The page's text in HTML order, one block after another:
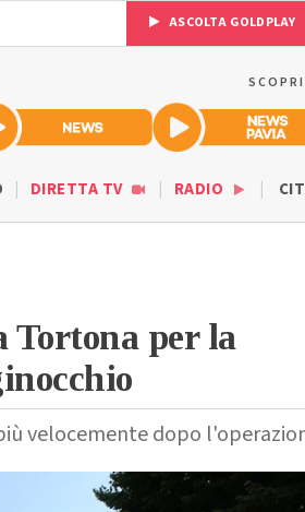
ASCOLTA GOLDPLAY
DIRETTA TV RADIO
Tortona per la
velocemente dopo